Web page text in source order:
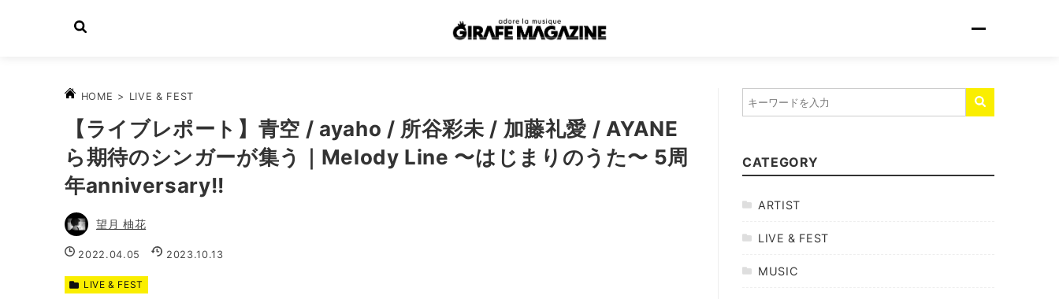
HOME > LIVE & FEST
【ライブレポート】青空 / ayaho / 所谷彩未 / 加藤礼愛 / AYANE
ら期待のシンガーが集う｜Melody Line 〜はじまりのうた〜 5周
年anniversary!!
望月 柚花
2022.04.05 2023.10.13
LIVE & FEST
CATEGORY
ARTIST
LIVE & FEST
MUSIC